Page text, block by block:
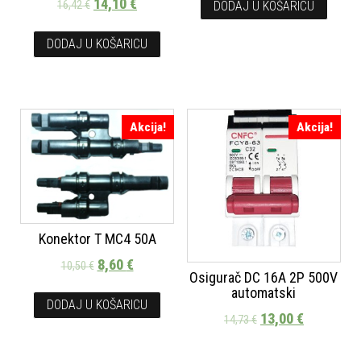
16,42€ 14,10€
DODAJ U KOŠARICU
DODAJ U KOŠARICU
Akcija!
Konektor T MC4 50A
10,50€ 8,60€
DODAJ U KOŠARICU
Akcija!
Osigurač DC 16A 2P 500V
automatski
14,73€ 13,00€